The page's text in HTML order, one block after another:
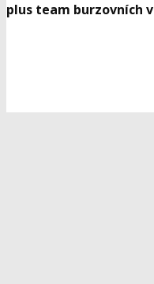
plus team burzovních